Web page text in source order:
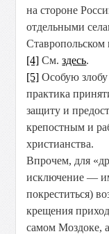
на стороне
отдельными
Ставропольском
[4] См.здесь.
[5] Особую
практика
защиту и
крепостным и
христианства.
Впрочем, для
исключение —
покреститься)
крещения
самом Моздоке,